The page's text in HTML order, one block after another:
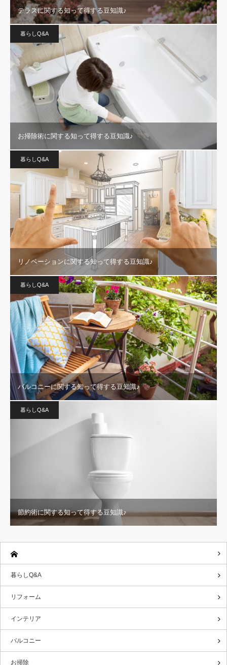
テラスに関する知って得する豆知識♪
暮らしQ&A
お掃除術に関する知って得する豆知識♪
暮らしQ&A
リノベーションに関する知って得する豆知識♪
暮らしQ&A
バルコニーに関する知って得する豆知識♪
暮らしQ&A
節約術に関する知って得する豆知識♪
暮らしQ&A
リフォーム
インテリア
バルコニー
お掃除